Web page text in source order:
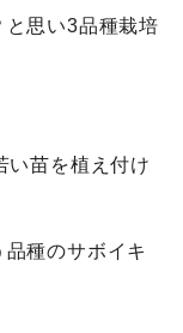
と思い3品種栽培
い苗を植え付け
種のサボイキ